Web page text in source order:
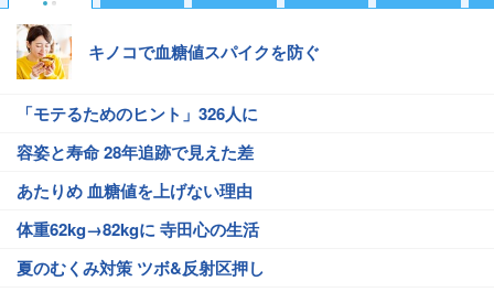
キノコで血糖値スパイクを防ぐ
「モテるためのヒント」326人に
容姿と寿命 28年追跡で見えた差
あたりめ 血糖値を上げない理由
体重62kg→82kgに 寺田心の生活
夏のむくみ対策 ツボ&反射区押し